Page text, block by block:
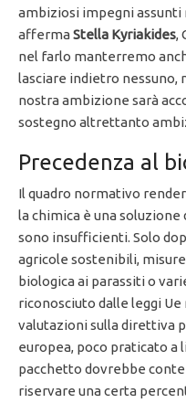
ambiziosi impegni assunti
affermaStella Kyriakides,
nel farlo manterremo
lasciare indietro nessuno,
nostra ambizione sarà
sostegno altrettanto
Precedenza al
Il quadro normativo
la chimica è una
sono insufficienti. Solo
agricole sostenibili,
biologica ai parassiti o
riconosciuto dalle leggi
valutazioni sulla direttiva
europea, poco praticato a
pacchetto dovrebbe
riservare una certa